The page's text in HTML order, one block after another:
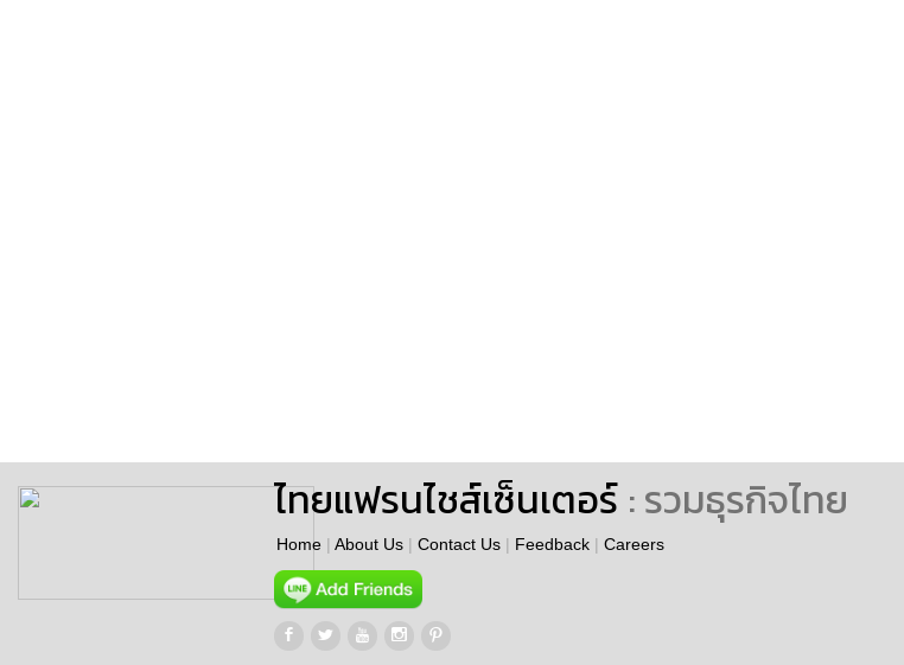
ไทยแฟรนไชส์เซ็นเตอร์ : รวมธุรกิจไทย
Home | About Us | Contact Us | Feedback | Careers